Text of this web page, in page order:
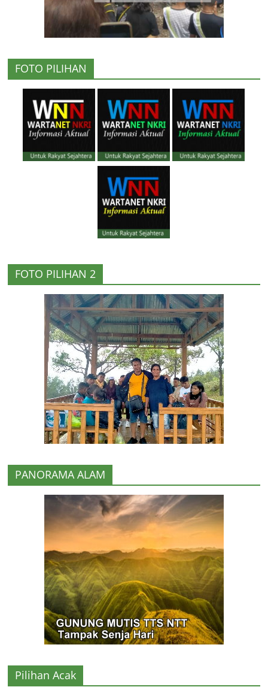
FOTO PILIHAN
FOTO PILIHAN 2
PANORAMA ALAM
Pilihan Acak